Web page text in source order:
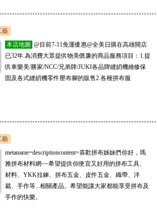
服ID:scgagago01
精品批發商
定 一手貨源 全台灣一件代發 5800精品批發商 LINE：dj8
bf1688全球工廠直營
Next 2026新品 純原高品質緩震跑鞋 男女款 3
藝
本店地圖 @目前7-11免運優惠@全美日購在高雄開店
已32年.為消費大眾提供物美價廉的商品服務項目：1.提
供車樂美/勝家/NCC/兄弟牌/JUKI各品牌縫紉機維修保
固及各式縫紉機零件壓布腳的販售2.各種拼布服
藝
metaname=descriptioncontent=喜歡拼布姊妹們你好，瑪
雅拼布材料網~~希望提供你便宜又好用的拼布工具、
材料、YKK拉鍊、拼布五金、皮件五金、織帶、洋
裁、手作等...相關產品。希望能讓大家都能享受拼布及
手作的快樂。